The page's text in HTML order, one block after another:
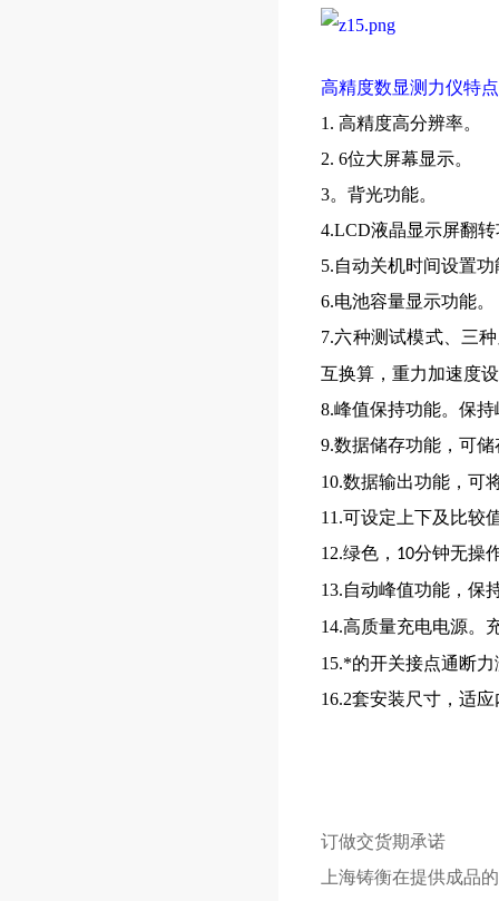
高精度数显测力仪特
1. 高精度高分辨率。
2. 6位大屏幕显示。
3。背光功能。
4.LCD液晶显示屏翻
5.自动关机时间设置功
6.电池容量显示功能。
7.六种测试模式、三
互换算，重力加速度
8.峰值保持功能。保
9.数据储存功能，可储
10.数据输出功能，可
11.可设定上下及比较
12.绿色， 10分钟无操
13.自动峰值功能，保
14.高质量充电电源。
15.*的开关接点通断
16.2套安装尺寸，适
订做交货期承诺
上海铸衡在提供成品